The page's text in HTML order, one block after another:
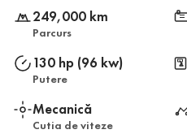
249,000 km
Parcurs
130 hp (96 kw)
Putere
Mecanică
Cutia de viteze